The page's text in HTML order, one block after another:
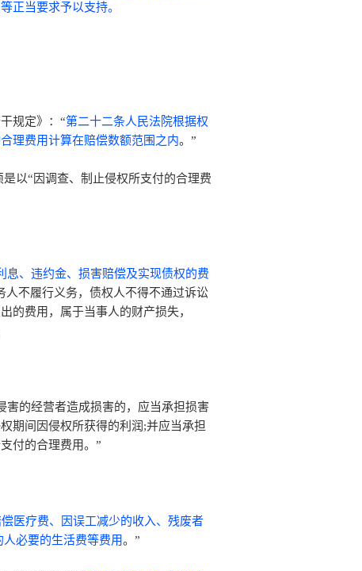
正当要求予以支持。
规定》：“第二十二条人民法院根据权
理费用计算在赔偿数额范围之内。”
以“因调查、制止侵权所支付的合理费
息、违约金、损害赔偿及实现债权的费
不履行义务，债权人不得不通过诉讼
的费用，属于当事人的财产损失，
害的经营者造成损害的，应当承担损害
期间因侵权所获得的利润;并应当承担
付的合理费用。”
医疗费、因误工减少的收入、残废者
必要的生活费等费用。”